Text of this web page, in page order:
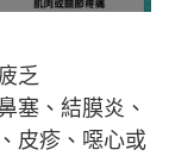
乏
塞、結膜炎、
皮疹、噁心或